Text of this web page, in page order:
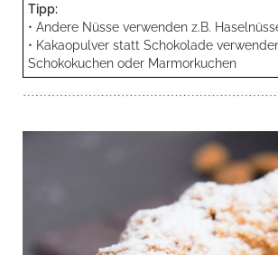
Tipp:
• Andere Nüsse verwenden z.B.
• Kakaopulver statt Schokolade
Schokokuchen oder Marmorkuchen